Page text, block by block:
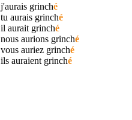
j'aurais grinché
tu aurais grinché
il aurait grinché
nous aurions grinché
vous auriez grinché
ils auraient grinché